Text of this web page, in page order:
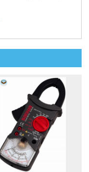
yêu cầu độ chính
lớn.
ampe kìm
Khả năng đo cả dòng
UT221 linh hoạt
nhau.